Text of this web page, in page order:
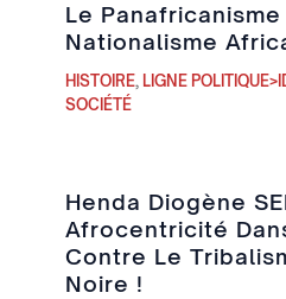
Le Panafricanisme
Nationalisme
HISTOIRE, LIGNE
SOCIÉTÉ
Henda Diogène
Afrocentricité
Contre Le
Noire !